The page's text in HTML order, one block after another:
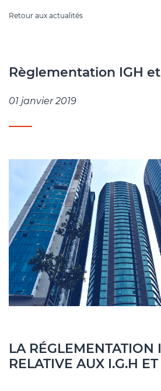
Retour aux actualités
Règlementation IGH et
01 janvier 2019
LA RÉGLEMENTATION
RELATIVE AUX I.G.H ET